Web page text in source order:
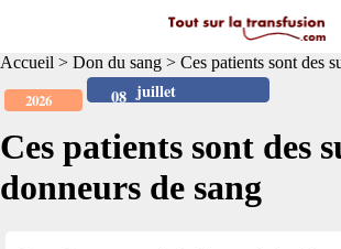
Accueil > Don du sang > Ces patients sont des
juillet
08
2026
Ces patients sont des
donneurs de sang